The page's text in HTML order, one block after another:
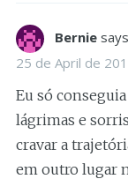
Bernie
25 de April de
Eu só
lágrimas e
cravar a
em outro lugar